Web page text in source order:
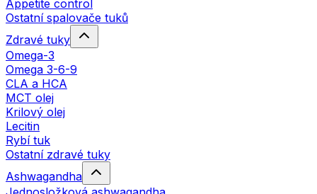
Appetite control
Ostatní spalovače tuků
Zdravé tuky
Omega-3
Omega 3-6-9
CLA a HCA
MCT olej
Krilový olej
Lecitin
Rybí tuk
Ostatní zdravé tuky
Ashwagandha